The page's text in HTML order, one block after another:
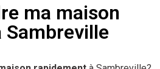
ma maison
Sambreville